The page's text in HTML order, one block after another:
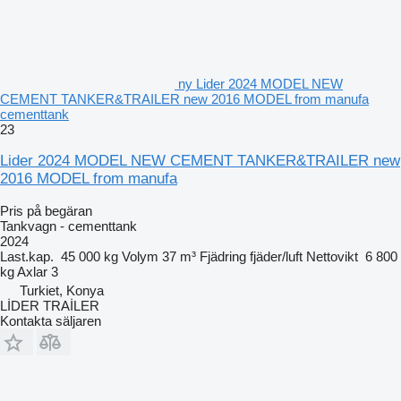
ny Lider 2024 MODEL NEW
CEMENT TANKER&TRAILER new 2016 MODEL from manufa
cementtank
23
Lider 2024 MODEL NEW CEMENT TANKER&TRAILER new
2016 MODEL from manufa
Pris på begäran
Tankvagn - cementtank
2024
Last.kap. 45 000 kg Volym 37 m³ Fjädring fjäder/luft Nettovikt 6 800
kgAxlar 3
Turkiet, Konya
LİDER TRAİLER
Kontakta säljaren